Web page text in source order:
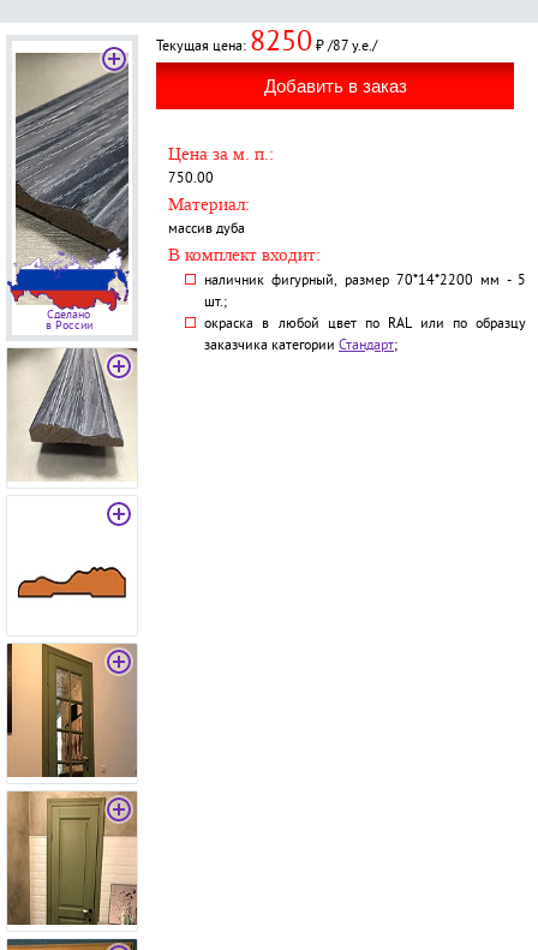
Сделано
в России
Текущая цена: 8250 ₽ /87 у.е./
Цена за м. п.:
750.00
Материал:
массив дуба
В комплект входит:
наличник фигурный, размер 70*14*2200 мм - 5
шт.;
окраска в любой цвет по RAL или по образцу
заказчика категории Стандарт;